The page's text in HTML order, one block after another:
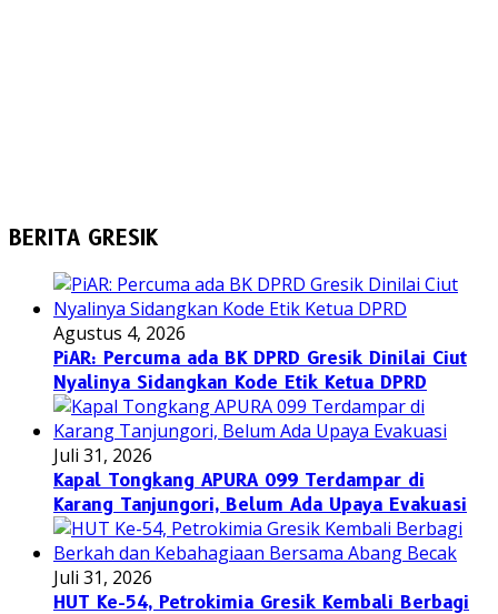
BERITA GRESIK
Agustus 4, 2026
PiAR: Percuma ada BK DPRD Gresik Dinilai Ciut
Nyalinya Sidangkan Kode Etik Ketua DPRD
Juli 31, 2026
Kapal Tongkang APURA 099 Terdampar di
Karang Tanjungori, Belum Ada Upaya Evakuasi
Juli 31, 2026
HUT Ke-54, Petrokimia Gresik Kembali Berbagi